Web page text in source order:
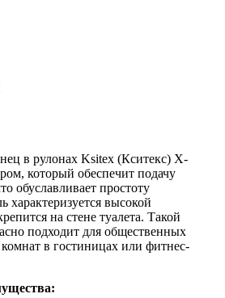
в рулонах Ksitex (Кситекс) X-
который обеспечит подачу
обуславливает простоту
характеризуется высокой
на стене туалета. Такой
подходит для общественных
в гостиницах или фитнес-